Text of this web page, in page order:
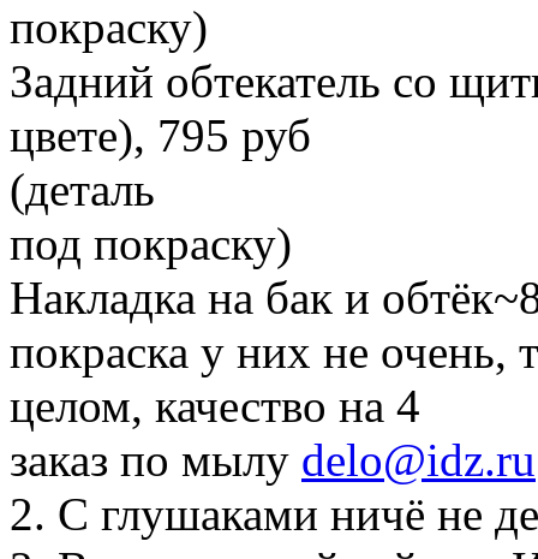
покраску)
Задний обтекатель со
цвете), 795 руб
(деталь
под покраску)
Накладка на бак и
покраска у них не очень,
целом, качество на 4
заказ по мылу delo@idz.ru
2. С глушаками ничё не